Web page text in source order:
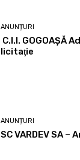
ANUNȚURI
C.I.I. GOGOAŞĂ
licitaţie
ANUNȚURI
SC VARDEV SA –